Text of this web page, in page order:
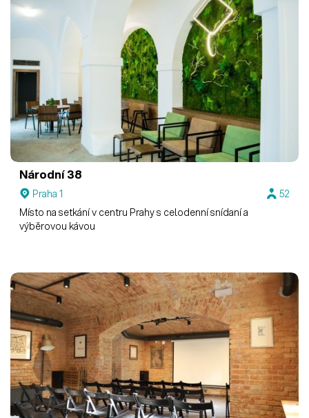
Národní 38
Praha 1
52
Místo na setkání v centru Prahy s celodenní snídaní a
výběrovou kávou